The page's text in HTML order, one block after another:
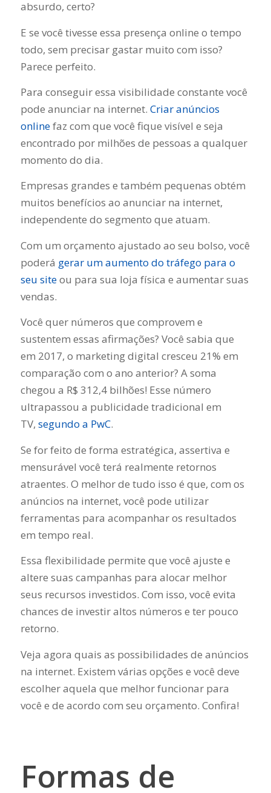
absurdo, certo?
E se você tivesse essa presença online o tempo
todo, sem precisar gastar muito com isso?
Parece perfeito.
Para conseguir essa visibilidade constante você
pode anunciar na internet. Criar anúncios
onlinefaz com que você fique visível e seja
encontrado por milhões de pessoas a qualquer
momento do dia.
Empresas grandes e também pequenas obtém
muitos benefícios ao anunciar na internet,
independente do segmento que atuam.
Com um orçamento ajustado ao seu bolso, você
poderá gerar um aumento do tráfego para o
seu siteou para sua loja física e aumentar suas
vendas.
Você quer números que comprovem e
sustentem essas afirmações? Você sabia que
em 2017, o marketing digital cresceu 21% em
comparação com o ano anterior? A soma
chegou a R$ 312,4 bilhões! Esse número
ultrapassou a publicidade tradicional em
TV, segundo a PwC.
Se for feito de forma estratégica, assertiva e
mensurável você terá realmente retornos
atraentes. O melhor de tudo isso é que, com os
anúncios na internet, você pode utilizar
ferramentas para acompanhar os resultados
em tempo real.
Essa flexibilidade permite que você ajuste e
altere suas campanhas para alocar melhor
seus recursos investidos. Com isso, você evita
chances de investir altos números e ter pouco
retorno.
Veja agora quais as possibilidades de anúncios
na internet. Existem várias opções e você deve
escolher aquela que melhor funcionar para
você e de acordo com seu orçamento. Confira!
Formas de